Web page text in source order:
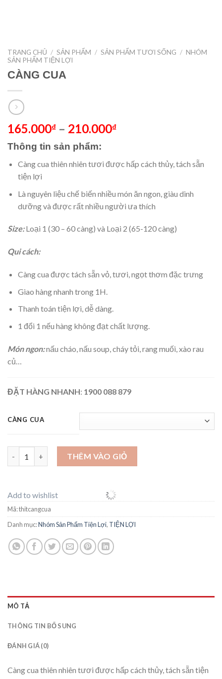
TRANG CHỦ / SẢN PHẨM / SẢN PHẨM TƯƠI SỐNG / NHÓM
SẢN PHẨM TIỆN LỢI
CÀNG CUA
165.000₫ – 210.000₫
Thông tin sản phẩm:
Càng cua thiên nhiên tươi được hấp cách thủy, tách sẵn
tiện lợi
Là nguyên liệu chế biến nhiều món ăn ngon, giàu dinh
dưỡng và được rất nhiều người ưa thích
Size:Loại 1 (30 – 60 càng) và Loại 2 (65-120 càng)
Qui cách:
Càng cua được tách sẵn vỏ, tươi, ngọt thơm đặc trưng
Giao hàng nhanh trong 1H.
Thanh toán tiện lợi, dễ dàng.
1 đổi 1 nếu hàng không đạt chất lượng.
Món ngon:nấu cháo, nấu soup, cháy tỏi, rang muối, xào rau
củ…
ĐẶT HÀNG NHANH: 1900 088 879
CÀNG CUA
THÊM VÀO GIỎ
Add to wishlist
Mã:thitcangcua
Danh mục:Nhóm Sản Phẩm Tiện Lợi, TIỆN LỢI
MÔ TẢ
THÔNG TIN BỔ SUNG
ĐÁNH GIÁ (0)
Càng cua thiên nhiên tươi được hấp cách thủy, tách sẵn tiện